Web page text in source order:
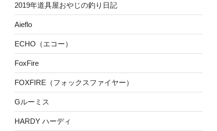
2019年道具屋おやじの釣り日記
Aieflo
ECHO（エコー）
FoxFire
FOXFIRE（フォックスファイヤー）
Gルーミス
HARDY ハーディ